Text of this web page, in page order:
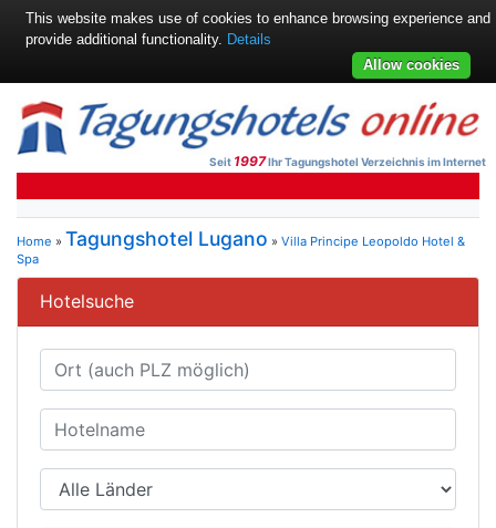
Seit 1997Ihr Tagungshotel Verzeichnis im Internet
Home » Tagungshotel Lugano » Villa Principe Leopoldo Hotel &
Spa
Hotelsuche
This website makes use of cookies to enhance browsing experience and
provide additional functionality. Details
Allow cookies